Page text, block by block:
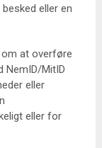
eller en
om at overføre
NemID/MitID
eller
eller for